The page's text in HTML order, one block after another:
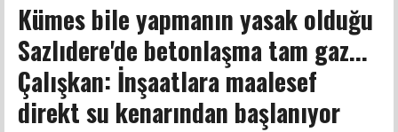
Kümes bile yapmanın yasak olduğu
Sazlıdere'de betonlaşma tam gaz...
Çalışkan: İnşaatlara maalesef
direkt su kenarından başlanıyor